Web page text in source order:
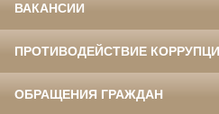
ВАКАНСИИ
ПРОТИВОДЕЙСТВИЕ
ОБРАЩЕНИЯ ГРАЖДАН